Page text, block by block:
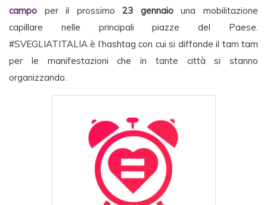
campo per il prossimo23 gennaiouna mobilitazione
capillare nelle principali piazze del Paese.
#SVEGLIATITALIA è l’hashtag con cui si diffonde il tam tam
per le manifestazioni che in tante città si stanno
organizzando.